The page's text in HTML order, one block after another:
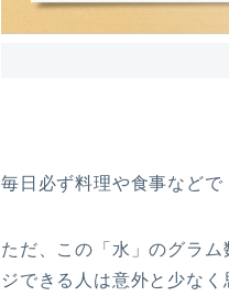
毎日必ず料理や食事などで
ただ、この「水」のグラ
ジできる人は意外と少なく